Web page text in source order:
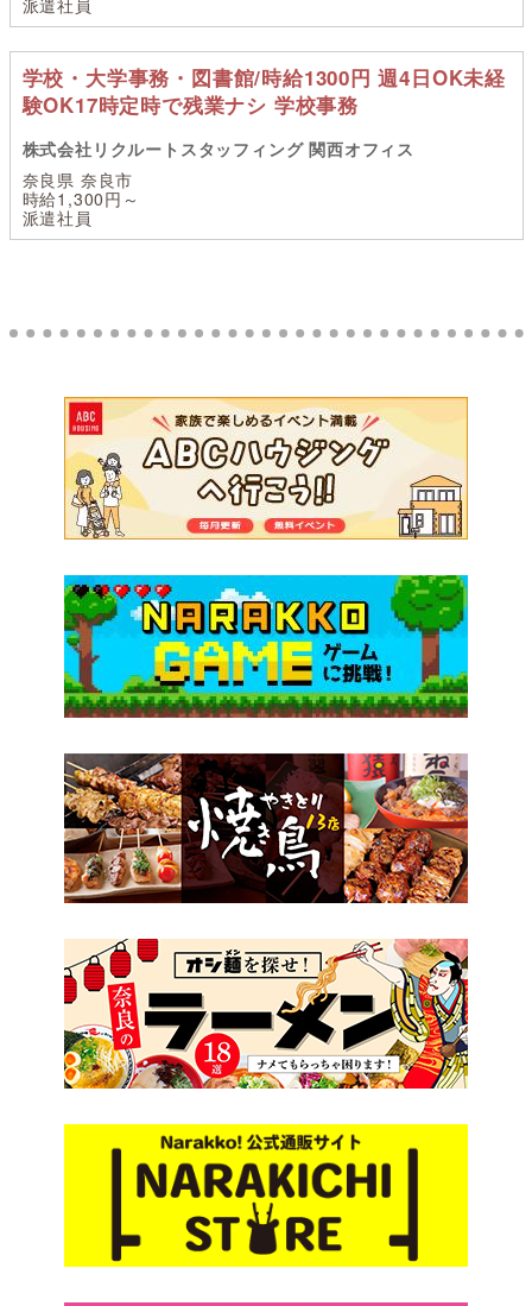
派遣社員
学校・大学事務・図書館/時給1300円 週4日OK未経
験OK17時定時で残業ナシ 学校事務
株式会社リクルートスタッフィング 関西オフィス
奈良県 奈良市
時給1,300円～
派遣社員